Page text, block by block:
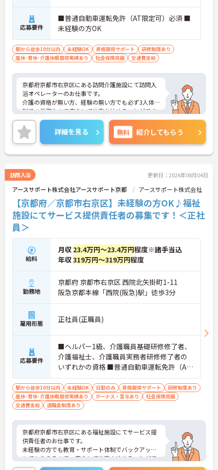
応募要件
■普通自動車運転免許（AT限定可）必須 ■
未経験の方OK
駅から徒歩10分以内 未経験OK 資格取得サポート
研修制度あり
産休･育休･介護休暇取得実績あり
社会保険完備 交通費支給
京都府京都市右京区にある訪問介護施設にて訪問入
浴オペレーターのお仕事です。
介護の資格が無い方、経験の無い方でも必ず3人体
制での業務なので安心して仕事を始めることができ
ます！
ご興味ある方には、面接対策ポイントなど、さらに
詳細をお話しいたしますのでお気軽にご相談くださ
い。
詳細を見る 無料 紹介してもらう
訪問入浴 更新日：2026年08月04日
アースサポート株式会社アースサポート京都 アースサポート株式会社
【京都府／京都市右京区】未経験の方OK♪福祉
施設にてサービス提供責任者の募集です！＜正社
員＞
給料
月収 23.4万円～23.4万円程度※諸手当込
年収319万円～319万円程度
勤務地
京都府 京都市右京区 西院北矢掛町1-11
阪急京都本線「西院(阪急)駅」徒歩3分
雇用形態 正社員(正職員)
応募要件
■ヘルパー1級、介護職員基礎研修修了者、
介護福祉士、介護職員実務者研修修了者の
いずれかの資格 ■普通自動車運転免許（AT
限定可）あれば尚可 ■簡単なＰＣスキル
（ワード・エクセルなど） ■未経験の方OK
駅から徒歩10分以内 未経験OK 日勤のみ 資格取得サポート
研修制度あり
産休･育休･介護休暇取得実績あり
ボーナス・賞与あり
社会保険完備
交通費支給
退職金制度あり
京都府京都市右京区にある福祉施設にてサービス提
供責任者のお仕事です。
未経験の方でも教育・サポート体制でバックアップ
してもらえるので、安心して仕事を始めることがで
きます！